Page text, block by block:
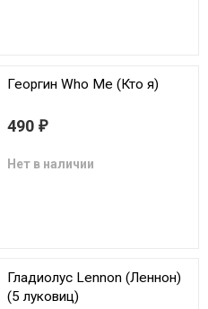
Георгин Who Me (Кто я)
490 ₽
Нет в наличии
Гладиолус Lennon (Леннон)
(5 луковиц)